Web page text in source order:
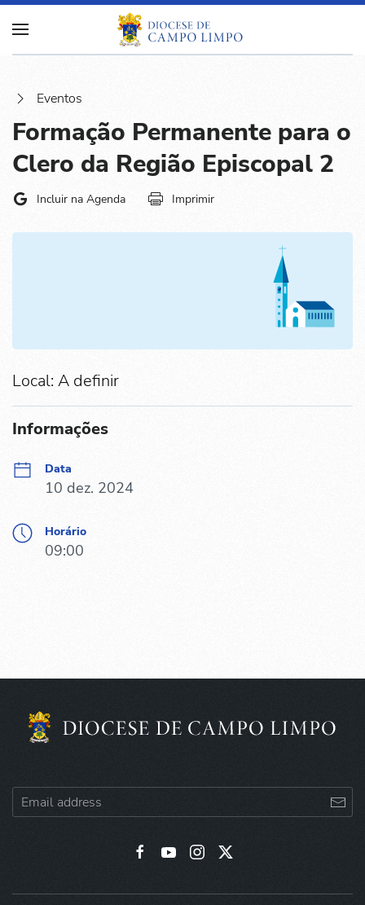
Eventos
Formação Permanente para o
Clero da Região Episcopal 2
Incluir na Agenda Imprimir
Local: A definir
Informações
Data
10 dez. 2024
Horário
09:00